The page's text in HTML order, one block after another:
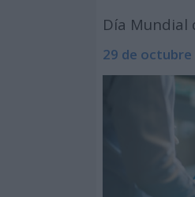
Día Mundial
29 de octubre